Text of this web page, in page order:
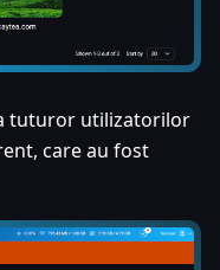
tuturor utilizatorilor
care au fost